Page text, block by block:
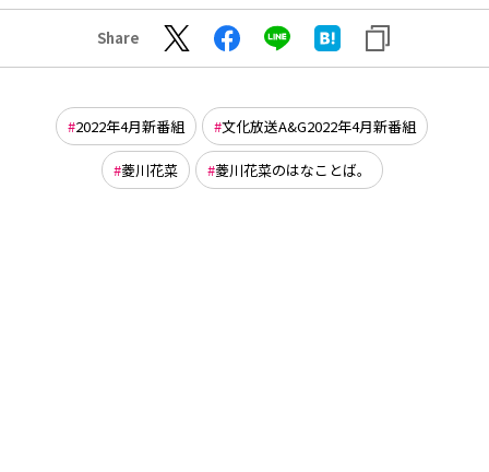
Share
2022年4月新番組 文化放送A&G2022年4月新番組
菱川花菜 菱川花菜のはなことば。